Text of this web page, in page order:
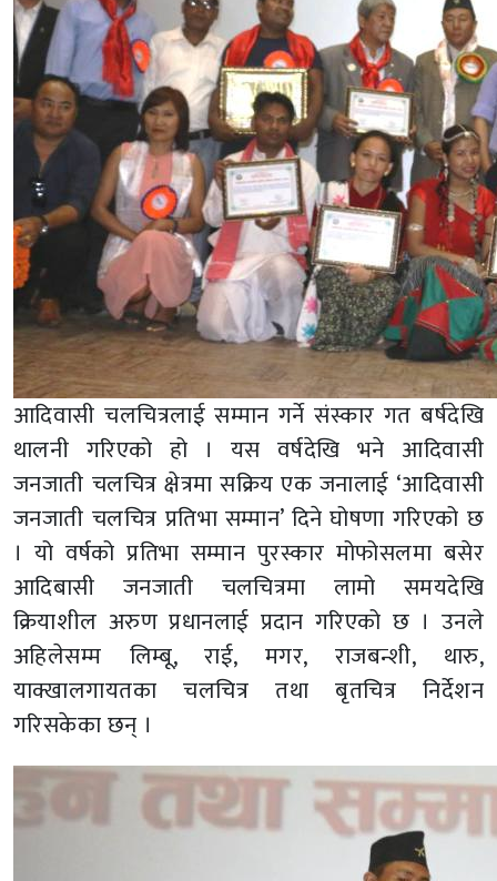
आदिवासी चलचित्रलाई सम्मान गर्ने संस्कार गत बर्षदेखि
थालनी गरिएको हो । यस वर्षदेखि भने आदिवासी
जनजाती चलचित्र क्षेत्रमा सक्रिय एक जनालाई ‘आदिवासी
जनजाती चलचित्र प्रतिभा सम्मान’ दिने घोषणा गरिएको छ
। यो वर्षको प्रतिभा सम्मान पुरस्कार मोफोसलमा बसेर
आदिबासी जनजाती चलचित्रमा लामो समयदेखि
क्रियाशील अरुण प्रधानलाई प्रदान गरिएको छ । उनले
अहिलेसम्म लिम्बू, राई, मगर, राजबन्शी, थारु,
याक्खालगायतका चलचित्र तथा बृतचित्र निर्देशन
गरिसकेका छन् ।